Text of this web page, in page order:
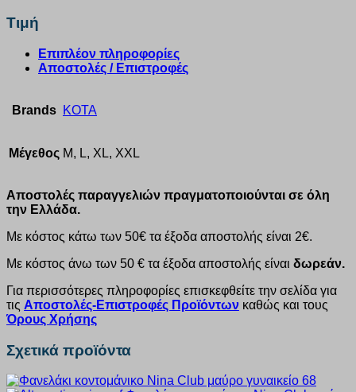
Τιμή
Επιπλέον πληροφορίες
Αποστολές / Επιστροφές
Brands KOTA
Μέγεθος M, L, XL, XXL
Αποστολές παραγγελιών πραγματοποιούνται σε όλη
την Ελλάδα.
Με κόστος κάτω των 50€ τα έξοδα αποστολής είναι 2€.
Με κόστος άνω των 50 € τα έξοδα αποστολής είναι δωρεάν.
Για περισσότερες πληροφορίες επισκεφθείτε την σελίδα για
τις Αποστολές-Επιστροφές Προϊόντων καθώς και τους
Όρους Χρήσης
Σχετικά προϊόντα